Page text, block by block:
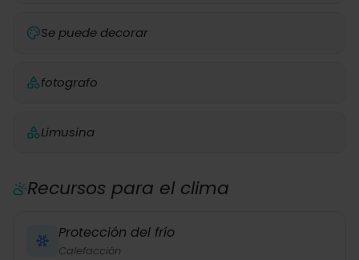
Se puede decorar
fotografo
Limusina
Recursos para el clima
Protección del frío
Calefacción